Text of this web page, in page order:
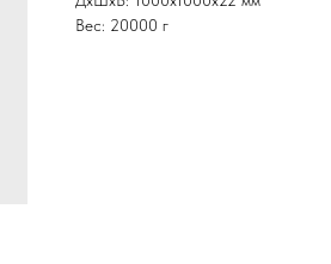
Вес: 20000 г